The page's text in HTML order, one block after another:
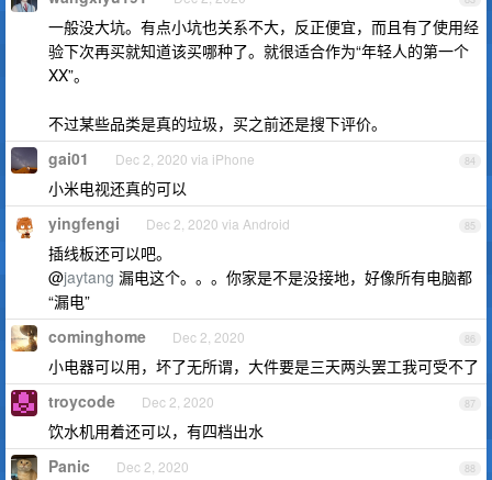
一般没大坑。有点小坑也关系不大，反正便宜，而且有了使用经
验下次再买就知道该买哪种了。就很适合作为“年轻人的第一个
XX”。
不过某些品类是真的垃圾，买之前还是搜下评价。
84
gai01 Dec 2, 2020 via iPhone
小米电视还真的可以
85
yingfengi Dec 2, 2020 via Android
插线板还可以吧。
@jaytang 漏电这个。。。你家是不是没接地，好像所有电脑都
“漏电”
86
cominghome Dec 2, 2020
小电器可以用，坏了无所谓，大件要是三天两头罢工我可受不了
87
troycode Dec 2, 2020
饮水机用着还可以，有四档出水
88
Panic Dec 2, 2020